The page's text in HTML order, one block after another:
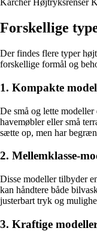
Kärcher Højtryksrenser
Forskellige
Der findes flere typer
forskellige formål og
1. Kompakte
De små og lette
havemøbler eller små
sætte op, men har
2. Mellemklasse-
Disse modeller tilbyder
kan håndtere både
justerbart tryk og
3. Kraftige